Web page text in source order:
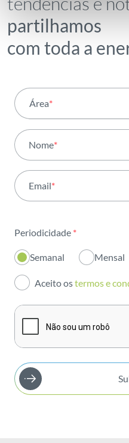
partilhamos
com toda a
Área*
Atividade
Institucional
Inovação
Investidores
Publicações
Nome*
Email*
Periodicidade *
Semanal Mensal
Aceito ostermos e